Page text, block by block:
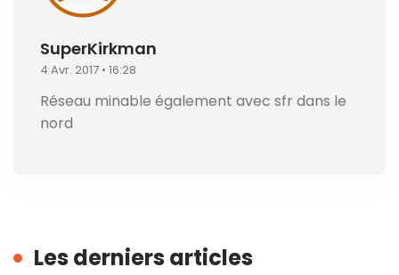
SuperKirkman
4 Avr. 2017 • 16:28
Réseau minable également avec sfr dans le
nord
Les derniers articles